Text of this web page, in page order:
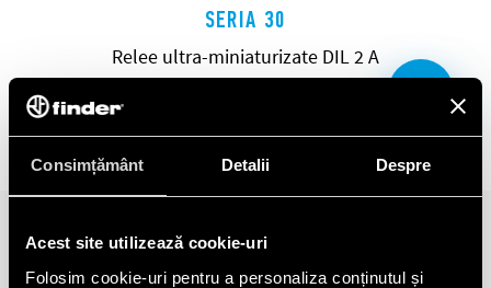
Consimțământ Detalii Despre
Acest site utilizează cookie-uri
Folosim cookie-uri pentru a personaliza conținutul și
SERIA 30
Relee ultra-miniaturizate DIL 2 A